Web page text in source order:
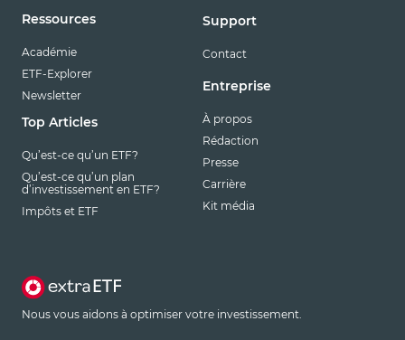
Ressources
Académie
ETF-Explorer
Newsletter
Top Articles
Qu’est-ce qu’un ETF?
Qu’est-ce qu’un plan
d’investissement en ETF?
Impôts et ETF
Support
Contact
Entreprise
À propos
Rédaction
Presse
Carrière
Kit média
Nous vous aidons à optimiser votre investissement.